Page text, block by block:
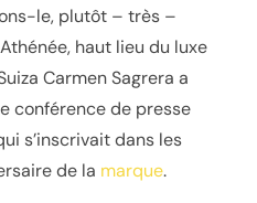
le, plutôt – très –
haut lieu du luxe
Carmen Sagrera a
conférence de presse
s’inscrivait dans les
de la marque.